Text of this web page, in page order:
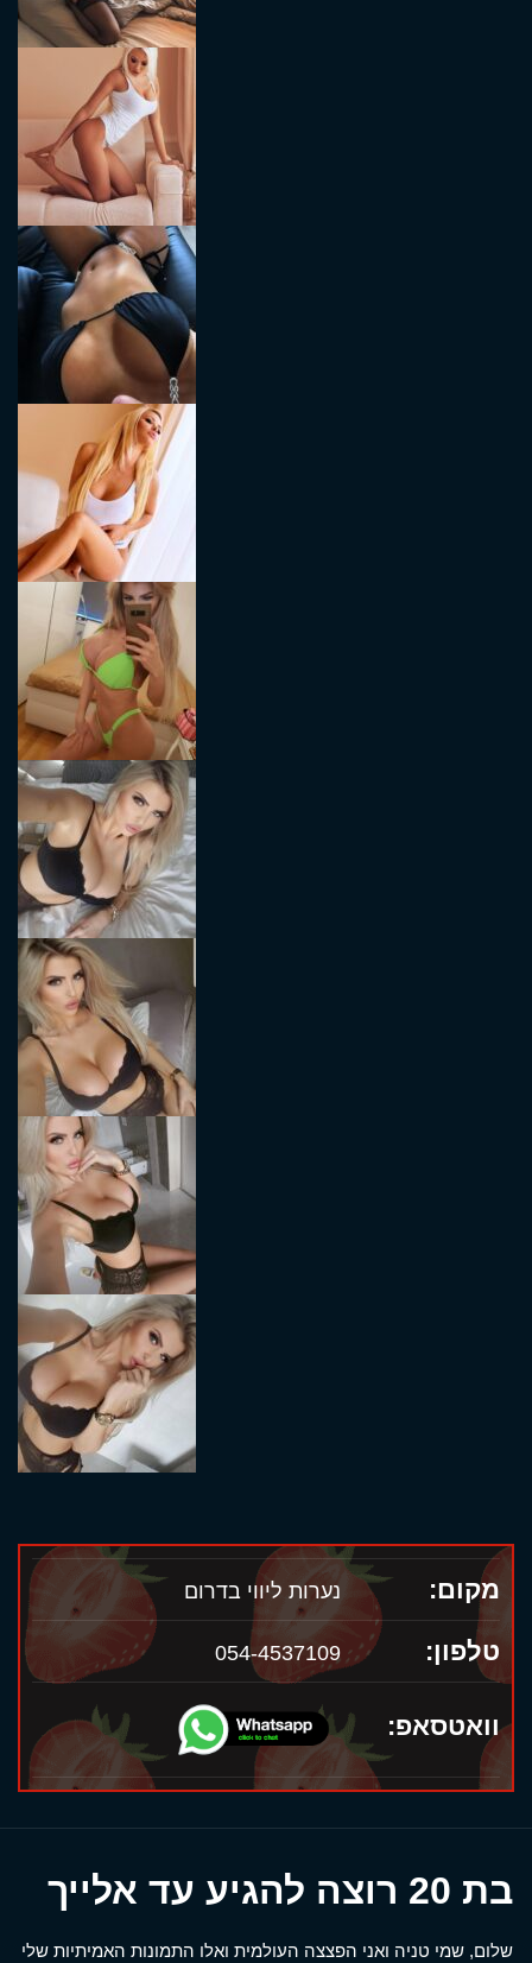
מקום: נערות ליווי בדרום
טלפון: 054-4537109
וואטסאפ:
בת 20 רוצה להגיע עד אלייך
שלום, שמי טניה ואני הפצצה העולמית ואלו התמונות האמיתיות שלי